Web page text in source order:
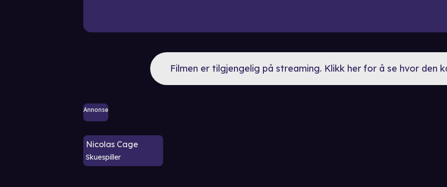
Filmen er tilgjengelig på streaming. Klikk her for å se hvor den
Annonse
Nicolas Cage
Skuespiller